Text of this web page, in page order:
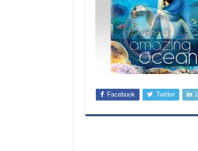
Facebook Twitter